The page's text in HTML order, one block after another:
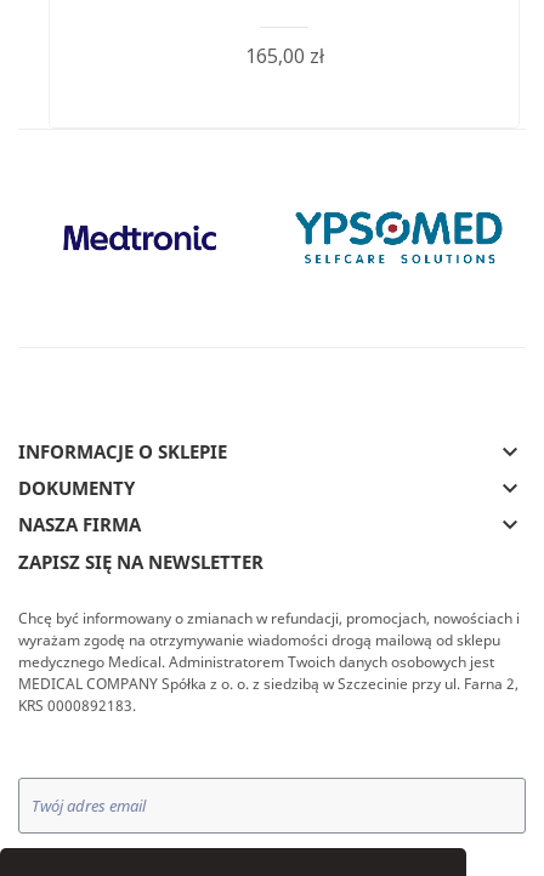
165,00 zł
INFORMACJE O SKLEPIE keyboard_arrow_down
DOKUMENTY keyboard_arrow_down
NASZA FIRMA keyboard_arrow_down
ZAPISZ SIĘ NA NEWSLETTER
Chcę być informowany o zmianach w refundacji, promocjach, nowościach i
wyrażam zgodę na otrzymywanie wiadomości drogą mailową od sklepu
medycznego Medical. Administratorem Twoich danych osobowych jest
MEDICAL COMPANY Spółka z o. o. z siedzibą w Szczecinie przy ul. Farna 2,
KRS 0000892183.